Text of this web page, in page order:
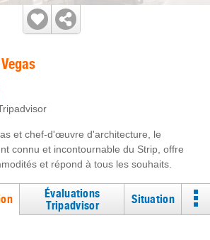
et chef-d'œuvre d'architecture, le
connu et incontournable du Strip, offre
et répond à tous les souhaits.
Évaluations
Tripadvisor
Situation